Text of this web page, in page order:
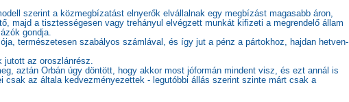
szerint a közmegbízatást elnyerők elvállalnak egy megbízást magasabb áron,
majd a tisztességesen vagy trehányul elvégzett munkát kifizeti a megrendelő állam
gondja.
természetesen szabályos számlával, és így jut a pénz a pártokhoz, hajdan hetven-
az oroszlánrész.
aztán Orbán úgy döntött, hogy akkor most jóformán mindent visz, és ezt annál is
csak az általa kedvezményezettek - legutóbbi állás szerint szinte márt csak a